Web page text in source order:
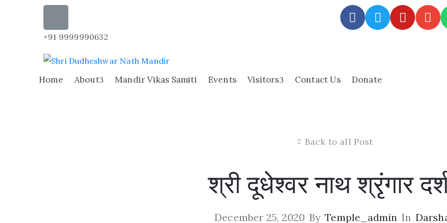
+91 9999990632
Home About Mandir Vikas Samiti Events Visitors Contact Us Donate
Back to all Post
श्री दूधेश्वर नाथ श्रृंगार
December 25, 2020 By Temple_admin In